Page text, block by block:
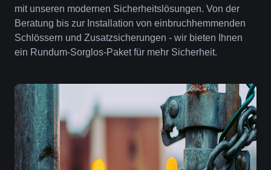
mit unseren modernen Sicherheitslösungen. Von der
Beratung bis zur Installation von einbruchhemmenden
Schlössern und Zusatzsicherungen - wir bieten Ihnen
ein Rundum-Sorglos-Paket für mehr Sicherheit.